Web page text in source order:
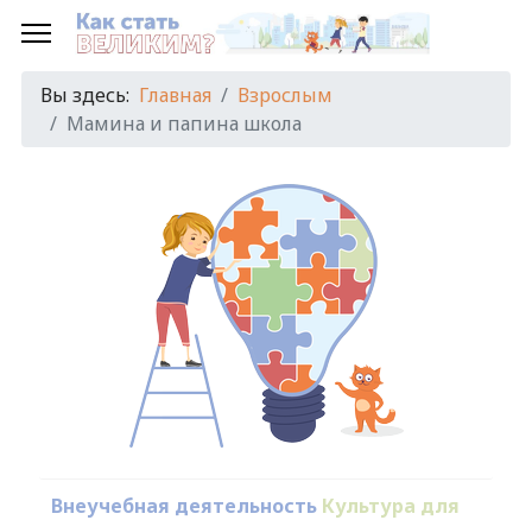
Вы здесь: Главная
Взрослым
Мамина и папина школа
Внеучебная деятельность Культура для